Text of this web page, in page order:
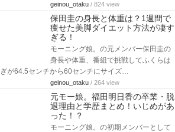
geinou_otaku / 824 view
保田圭の身長と体重は？1週間で
痩せた美脚ダイエット方法が凄す
ぎる！
モーニング娘。の元メンバー保田圭の
身長や体重、番組で挑戦してふくらは
ぎが64.5センチから60センチにサイズ…
geinou_otaku / 264 view
元モー娘。福田明日香の卒業・脱
退理由と学歴まとめ！いじめがあ
った！？
モーニング娘。の初期メンバーとして